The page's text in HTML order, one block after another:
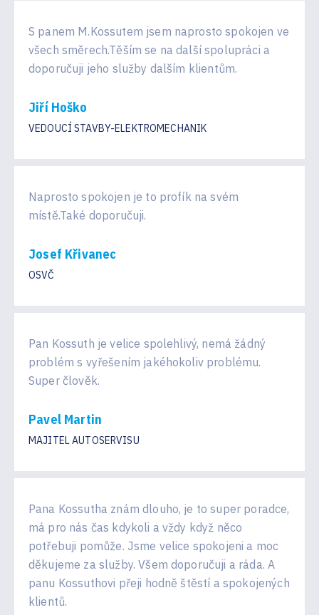
S panem M.Kossutem jsem naprosto spokojen ve
všech směrech.Těším se na další spolupráci a
doporučuji jeho služby dalším klientům.
Jiří Hoško
VEDOUCÍ STAVBY-ELEKTROMECHANIK
Naprosto spokojen je to profík na svém
místě.Také doporučuji.
Josef Křivanec
OSVČ
Pan Kossuth je velice spolehlivý, nemá žádný
problém s vyřešením jakéhokoliv problému.
Super člověk.
Pavel Martin
MAJITEL AUTOSERVISU
Pana Kossutha znám dlouho, je to super poradce,
má pro nás čas kdykoli a vždy když něco
potřebuji pomůže. Jsme velice spokojeni a moc
děkujeme za služby. Všem doporučuji a ráda. A
panu Kossuthovi přeji hodně štěstí a spokojených
klientů.